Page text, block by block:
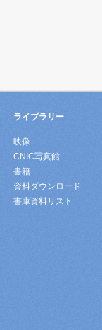
ライブラリー
映像
CNIC写真館
書籍
資料ダウンロード
書庫資料リスト